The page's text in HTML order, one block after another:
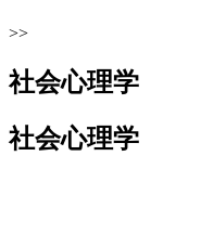
>>
社会心理学
社会心理学